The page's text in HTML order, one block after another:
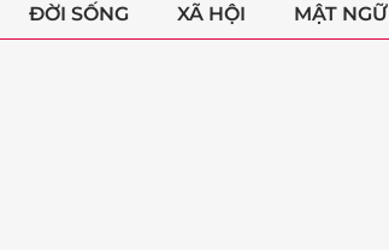
ĐỜI SỐNG XÃ HỘI MẬT NGỮ